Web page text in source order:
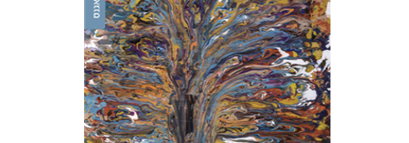
אורי כהן נסים ליאון